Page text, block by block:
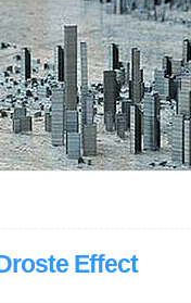
Effect